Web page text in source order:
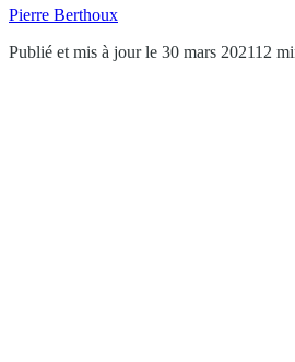
Pierre Berthoux
Publié et mis à jour le 30 mars 202112